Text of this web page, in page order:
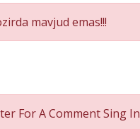
mavjud emas!!!
For A CommentSing In